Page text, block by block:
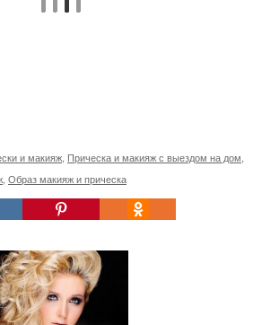
и макияж, Прическа и макияж с выездом на дом,
, Образ макияж и прическа